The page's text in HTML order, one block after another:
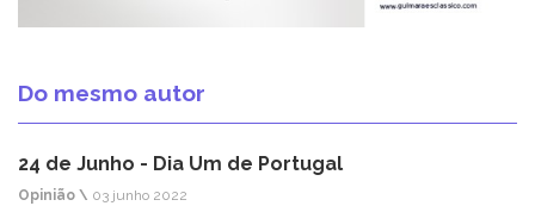
Do mesmo autor
24 de Junho - Dia Um de Portugal
Opinião \ 03 junho 2022